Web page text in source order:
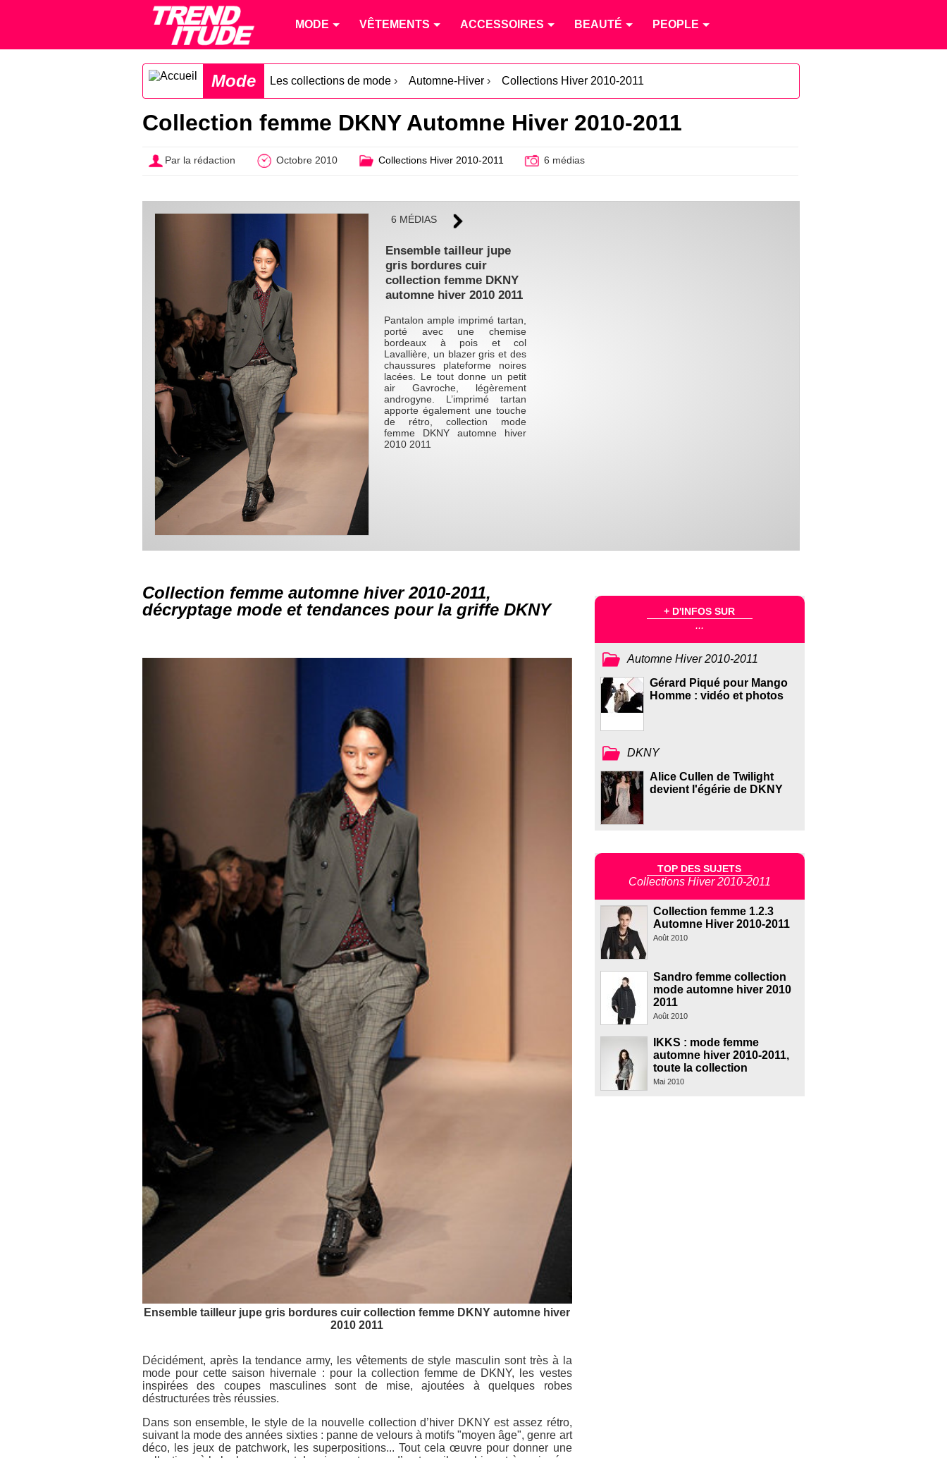
MODE VÊTEMENTS ACCESSOIRES BEAUTÉ PEOPLE
Mode Les collections de mode › Automne-Hiver › Collections Hiver 2010-2011
Collection femme DKNY Automne Hiver 2010-2011
Par la rédaction Octobre 2010 Collections Hiver 2010-2011 6 médias
6 MÉDIAS
Ensemble tailleur jupe
gris bordures cuir
collection femme DKNY
automne hiver 2010 2011
Pantalon ample imprimé tartan,
porté avec une chemise
bordeaux à pois et col
Lavallière, un blazer gris et des
chaussures plateforme noires
lacées. Le tout donne un petit
air Gavroche, légèrement
androgyne. L’imprimé tartan
apporte également une touche
de rétro, collection mode
femme DKNY automne hiver
2010 2011
Collection femme automne hiver 2010-2011,
décryptage mode et tendances pour la griffe DKNY
Ensemble tailleur jupe gris bordures cuir collection femme DKNY automne hiver
2010 2011
Décidément, après la tendance army, les vêtements de style masculin sont très à la
mode pour cette saison hivernale : pour la collection femme de DKNY, les vestes
inspirées des coupes masculines sont de mise, ajoutées à quelques robes
déstructurées très réussies.
Dans son ensemble, le style de la nouvelle collection d’hiver DKNY est assez rétro,
suivant la mode des années sixties : panne de velours à motifs "moyen âge", genre art
déco, les jeux de patchwork, les superpositions... Tout cela œuvre pour donner une
+ D'INFOS SUR
...
Automne Hiver 2010-2011
Gérard Piqué pour Mango
Homme : vidéo et photos
DKNY
Alice Cullen de Twilight
devient l'égérie de DKNY
TOP DES SUJETS
Collections Hiver 2010-2011
Collection femme 1.2.3
Automne Hiver 2010-2011
Août 2010
Sandro femme collection
mode automne hiver 2010
2011
Août 2010
IKKS : mode femme
automne hiver 2010-2011,
toute la collection
Mai 2010